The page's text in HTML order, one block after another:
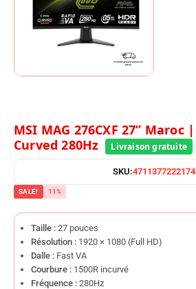
MSI MAG 276CXF 27” Maroc | Écran Gaming
Curved 280Hz
SKU:4711377222174
SALE! 11%
Taille : 27 pouces
Résolution : 1920 × 1080 (Full HD)
Dalle : Fast VA
Courbure : 1500R incurvé
Fréquence : 280Hz